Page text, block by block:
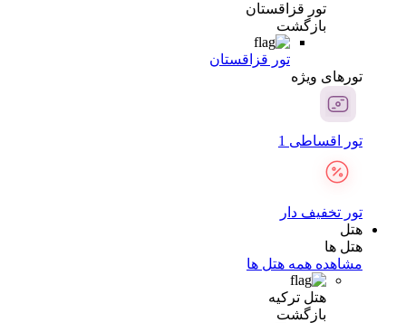
تور قزاقستان
بازگشت
تور قزاقستان
تور‌های ویژه
تور اقساطی 1
تور تخفیف دار
هتل
هتل ها
مشاهده همه هتل ها
هتل ترکیه
بازگشت